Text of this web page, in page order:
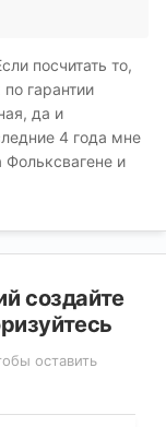
посчитать то,
гарантии
да и
4 года мне
Фольксвагене и
создайте
оставить